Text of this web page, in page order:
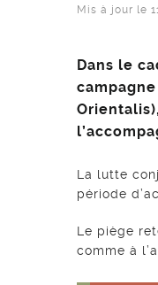
Mis à jour le
Dans le
La lutte
période
Le piège
comme à